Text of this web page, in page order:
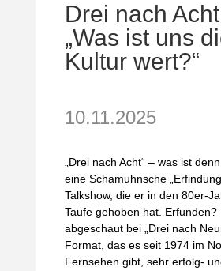
Drei nach
„Was ist uns
Kultur wert?“
10.11.2025
„Drei nach Acht“ – was ist
eine Schamuhnsche
Talkshow, die er in den 80er-
Taufe gehoben hat. Erfunden?
abgeschaut bei „Drei nach
Format, das es seit 1974 im
Fernsehen gibt, sehr erfolg-